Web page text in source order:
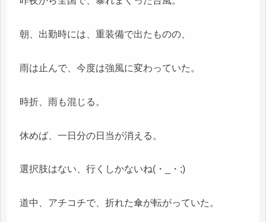
朝、出勤時には、重装備で出たものの、
雨は止んで、今度は強風に変わっていた。
時折、雨も混じる。
休めば、一日分の日当が消える。
選択肢はない、行くしかないね(・_・;)
道中、アチコチで、折れた傘が転がっていた。